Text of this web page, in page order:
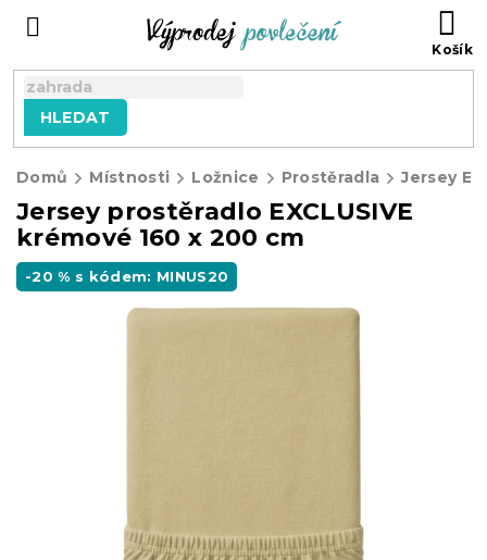
HLEDAT
Domů Místnosti Ložnice Prostěradla Jersey
Jersey prostěradlo EXCLUSIVE
krémové 160 x 200 cm
-20 % s kódem: MINUS20